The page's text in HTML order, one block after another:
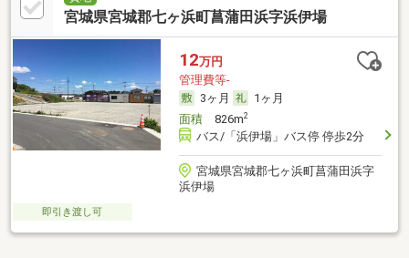
宮城県宮城郡七ヶ浜町菖蒲田浜字浜伊場
12万円
管理費等-
3ヶ月
1ヶ月
面積826m2
バス/「浜伊場」バス停 停歩2分
宮城県宮城郡七ヶ浜町菖蒲田浜字
浜伊場
即引き渡し可